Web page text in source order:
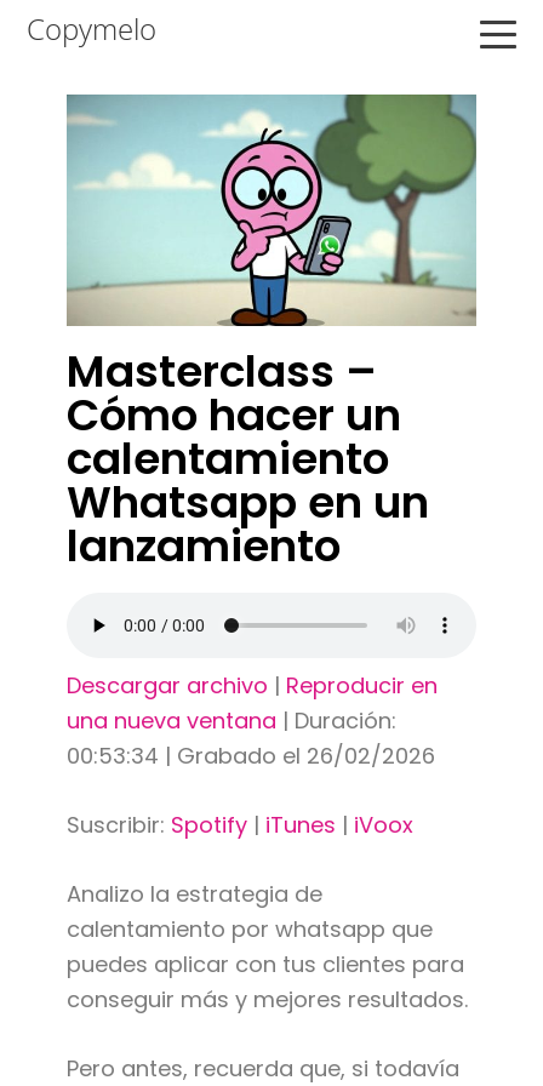
Saltar
navegación
Saltar
contenido
principal
Saltar
principal
Copymelo
Masterclass –
Cómo hacer un
calentamiento
Whatsapp en un
lanzamiento
Descargar archivo | Reproducir en
una nueva ventana | Duración:
00:53:34 | Grabado el 26/02/2026
Suscribir: Spotify| iTunes | iVoox
Analizo la estrategia de
calentamiento por whatsapp que
puedes aplicar con tus clientes para
conseguir más y mejores resultados.
Pero antes, recuerda que, si todavía